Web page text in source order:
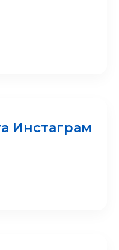
Инстаграм